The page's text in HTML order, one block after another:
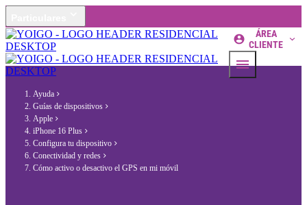
ÁREA
CLIENTE
Ayuda
Guías de dispositivos
Apple
iPhone 16 Plus
Configura tu dispositivo
Conectividad y redes
Cómo activo o desactivo el GPS en mi móvil